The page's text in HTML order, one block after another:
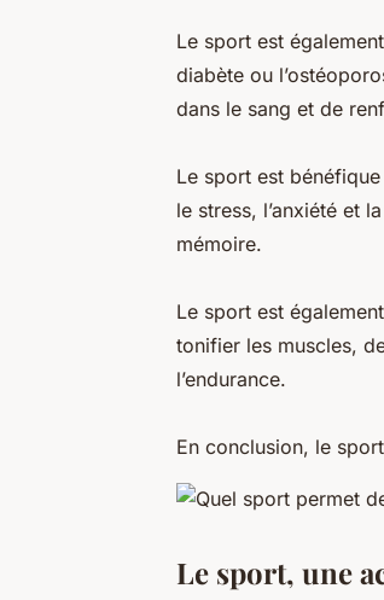
Le sport est
diabète ou
dans le sang et de
Le sport est
le stress, l’anxiété et
mémoire.
Le sport est
tonifier les muscles,
l’endurance.
En conclusion, le
Le sport, une